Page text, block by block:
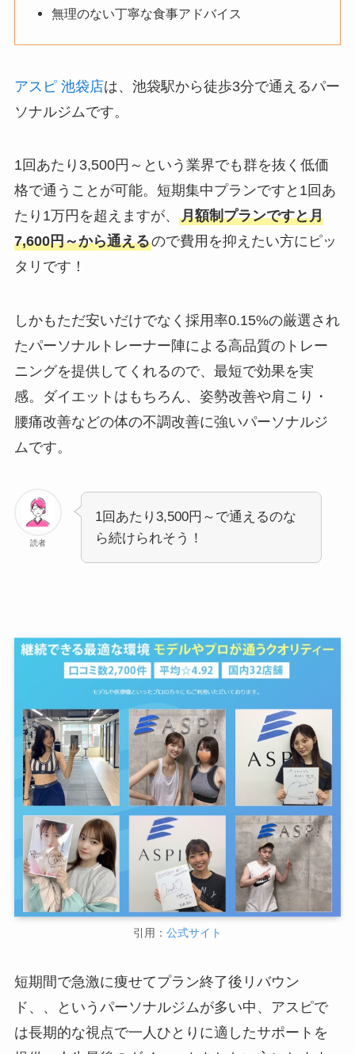
無理のない丁寧な食事アドバイス
アスピ 池袋店は、池袋駅から徒歩3分で通えるパー
ソナルジムです。
1回あたり3,500円～という業界でも群を抜く低価
格で通うことが可能。短期集中プランですと1回あ
たり1万円を超えますが、 月額制プランですと月
7,600円～から通えるので費用を抑えたい方にピッ
タリです！
しかもただ安いだけでなく採用率0.15%の厳選され
たパーソナルトレーナー陣による高品質のトレー
ニングを提供してくれるので、最短で効果を実
感。ダイエットはもちろん、姿勢改善や肩こり・
腰痛改善などの体の不調改善に強いパーソナルジ
ムです。
読者
1回あたり3,500円～で通えるのな
ら続けられそう！
引用： 公式サイト
短期間で急激に痩せてプラン終了後リバウン
ド、、というパーソナルジムが多い中、アスピで
は長期的な視点で一人ひとりに適したサポートを